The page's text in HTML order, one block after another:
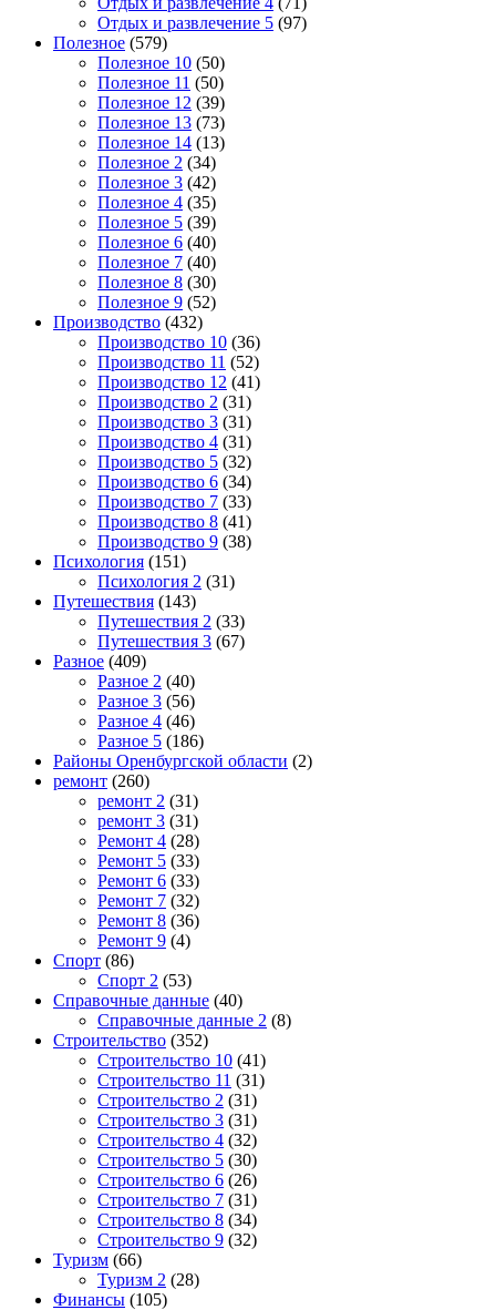
Отдых и развлечение 5 (97)
Полезное (579)
Полезное 10 (50)
Полезное 11 (50)
Полезное 12 (39)
Полезное 13 (73)
Полезное 14 (13)
Полезное 2 (34)
Полезное 3 (42)
Полезное 4 (35)
Полезное 5 (39)
Полезное 6 (40)
Полезное 7 (40)
Полезное 8 (30)
Полезное 9 (52)
Производство (432)
Производство 10 (36)
Производство 11 (52)
Производство 12 (41)
Производство 2 (31)
Производство 3 (31)
Производство 4 (31)
Производство 5 (32)
Производство 6 (34)
Производство 7 (33)
Производство 8 (41)
Производство 9 (38)
Психология (151)
Психология 2 (31)
Путешествия (143)
Путешествия 2 (33)
Путешествия 3 (67)
Разное (409)
Разное 2 (40)
Разное 3 (56)
Разное 4 (46)
Разное 5 (186)
Районы Оренбургской области (2)
ремонт (260)
ремонт 2 (31)
ремонт 3 (31)
Ремонт 4 (28)
Ремонт 5 (33)
Ремонт 6 (33)
Ремонт 7 (32)
Ремонт 8 (36)
Ремонт 9 (4)
Спорт (86)
Спорт 2 (53)
Справочные данные (40)
Справочные данные 2 (8)
Строительство (352)
Строительство 10 (41)
Строительство 11 (31)
Строительство 2 (31)
Строительство 3 (31)
Строительство 4 (32)
Строительство 5 (30)
Строительство 6 (26)
Строительство 7 (31)
Строительство 8 (34)
Строительство 9 (32)
Туризм (66)
Туризм 2 (28)
Финансы (105)